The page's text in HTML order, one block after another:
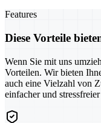
Features
Diese Vorteile
Wenn Sie mit uns
Vorteilen. Wir bieten
auch eine Vielzahl von
einfacher und